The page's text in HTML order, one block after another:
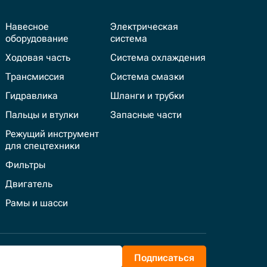
Навесное
оборудование
Ходовая часть
Трансмиссия
Гидравлика
Пальцы и втулки
Режущий инструмент
для спецтехники
Фильтры
Двигатель
Рамы и шасси
Электрическая
система
Система охлаждения
Система смазки
Шланги и трубки
Запасные части
Подписаться